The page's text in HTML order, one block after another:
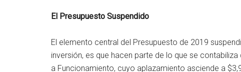
El Presupuesto Suspendido
El elemento central del Presupuesto de 2019
inversión, es que hacen parte de lo que se
a Funcionamiento, cuyo aplazamiento asciende a